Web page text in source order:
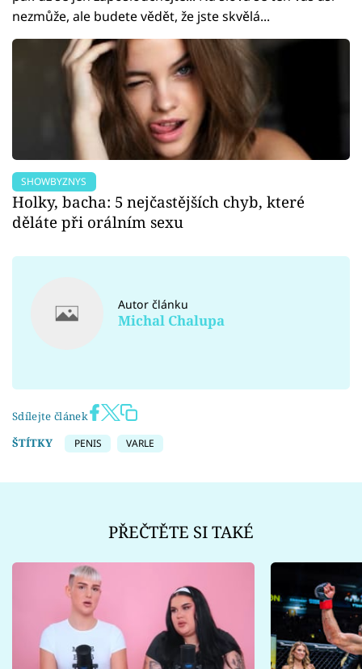
nezmůže, ale budete vědět, že jste skvělá...
SHOWBYZNYS
Holky, bacha: 5 nejčastějších chyb, které
děláte při orálním sexu
Autor článku
Michal Chalupa
Sdílejte článek
ŠTÍTKY
PENIS VARLE
PŘEČTĚTE SI TAKÉ